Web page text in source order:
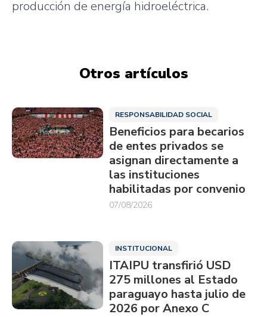
producción de energía hidroeléctrica.
Otros artículos
RESPONSABILIDAD SOCIAL
Beneficios para becarios
de entes privados se
asignan directamente a
las instituciones
habilitadas por convenio
07/08/2026
INSTITUCIONAL
ITAIPU transfirió USD
275 millones al Estado
paraguayo hasta julio de
2026 por Anexo C